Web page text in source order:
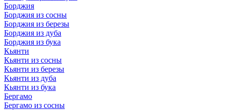
Борджия
Борджия из сосны
Борджия из березы
Борджия из дуба
Борджия из бука
Кьянти
Кьянти из сосны
Кьянти из березы
Кьянти из дуба
Кьянти из бука
Бергамо
Бергамо из сосны